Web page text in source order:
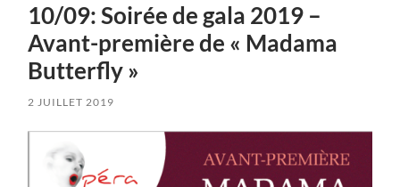
10/09: Soirée de gala 2019 –
Avant-première de « Madama
Butterfly »
2 JUILLET 2019